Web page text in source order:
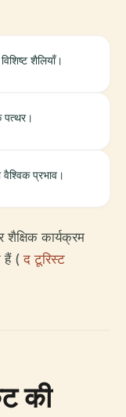
शैलियाँ।
पत्थर।
प्रभाव।
शैक्षिक कार्यक्रम
हैं (द टूरिस्ट
की